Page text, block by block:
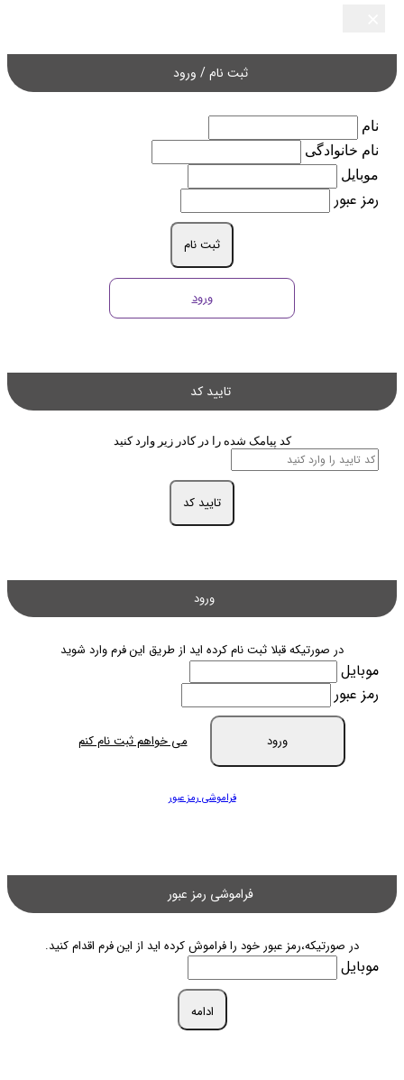
ثبت نام / ورود
نام
نام خانوادگی
موبایل
رمز عبور
ثبت نام
ورود
تایید کد
کد پیامک شده را در کادر زیر وارد کنید
تایید کد
ورود
در صورتیکه قبلا ثبت نام کرده اید از طریق این فرم وارد شوید
موبایل
رمز عبور
ورود می خواهم ثبت نام کنم
فراموشی رمز عبور
فراموشی رمز عبور
در صورتیکه،رمز عبور خود را فراموش کرده اید از این فرم اقدام کنید.
موبایل
ادامه